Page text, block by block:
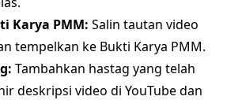
Karya PMM: Salin tautan video
tempelkan ke Bukti Karya PMM.
Tambahkan hastag yang telah
deskripsi video di YouTube dan